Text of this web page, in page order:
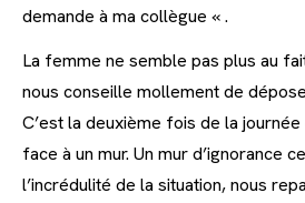
demande à ma collègue « .
La femme ne semble pas plus au
nous conseille mollement de
C’est la deuxième fois de la
face à un mur. Un mur d’ignorance
l’incrédulité de la situation, nous